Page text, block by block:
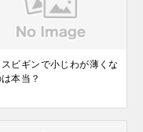
スビギンで小じわが薄くな
本当？